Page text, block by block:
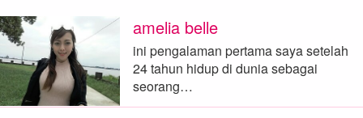
amelia belle
ini pengalaman pertama saya setelah
24 tahun hidup di dunia sebagai
seorang…